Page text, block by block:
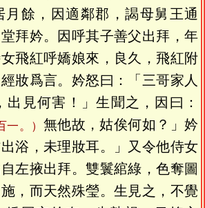
月餘，因適鄰郡，謁母舅王通
拜妗。因呼其子善父出拜，年
飛紅呼嬌娘來，良久，飛紅附
妝爲言。妗怒曰：「三哥家人
，出見何害！」生聞之，因曰：
一。） 無他故，姑俟何如？」妗
浴，未理妝耳。」又令他侍女
左掖出拜。雙鬟綰綠，色奪圖
，而天然殊瑩。生見之，不覺